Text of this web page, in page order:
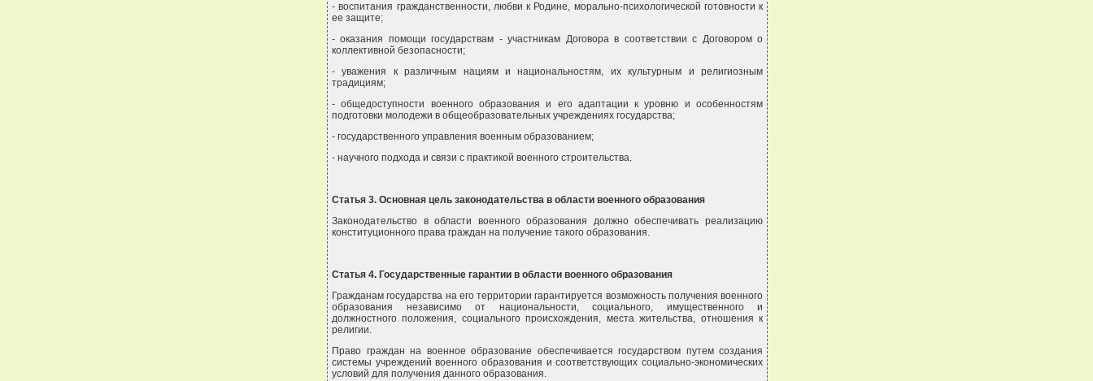
- воспитания гражданственности, любви к Родине, морально-психологической готовности к
ее защите;
- оказания помощи государствам - участникам Договора в соответствии с Договором о
коллективной безопасности;
- уважения к различным нациям и национальностям, их культурным и религиозным
традициям;
- общедоступности военного образования и его адаптации к уровню и особенностям
подготовки молодежи в общеобразовательных учреждениях государства;
- государственного управления военным образованием;
- научного подхода и связи с практикой военного строительства.
Статья 3. Основная цель законодательства в области военного образования
Законодательство в области военного образования должно обеспечивать реализацию
конституционного права граждан на получение такого образования.
Статья 4. Государственные гарантии в области военного образования
Гражданам государства на его территории гарантируется возможность получения военного
образования независимо от национальности, социального, имущественного и
должностного положения, социального происхождения, места жительства, отношения к
религии.
Право граждан на военное образование обеспечивается государством путем создания
системы учреждений военного образования и соответствующих социально-экономических
условий для получения данного образования.